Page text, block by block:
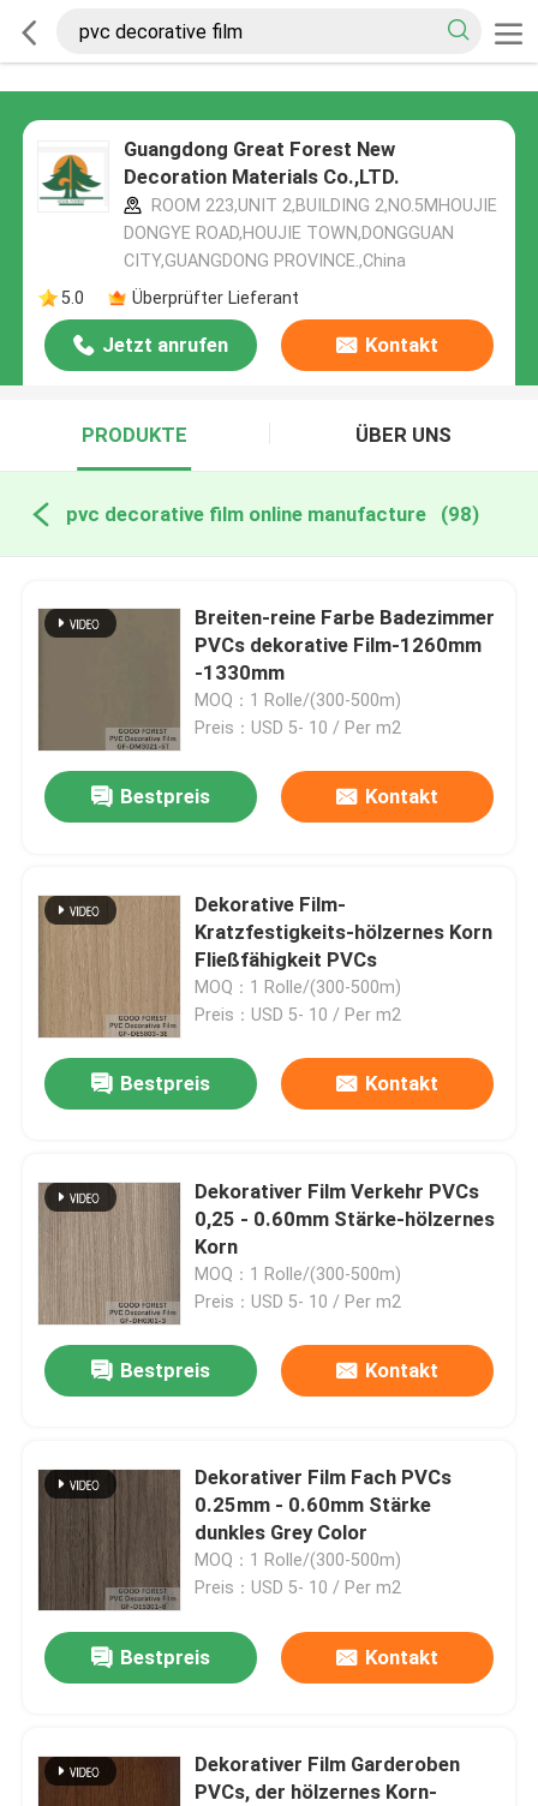
Guangdong Great Forest New
Decoration Materials Co.,LTD.
ROOM 223,UNIT 2,BUILDING 2,NO.5MHOUJIE
DONGYE ROAD,HOUJIE TOWN,DONGGUAN
CITY,GUANGDONG PROVINCE.,China
5.0
Überprüfter Lieferant
Jetzt anrufen Kontakt
PRODUKTE ÜBER UNS
pvc decorative film online manufacture (98)
Breiten-reine Farbe Badezimmer
PVCs dekorative Film-1260mm
-1330mm
MOQ：1 Rolle/(300-500m)
Preis：USD 5- 10 / Per m2
Bestpreis Kontakt
Dekorative Film-
Kratzfestigkeits-hölzernes Korn
Fließfähigkeit PVCs
MOQ：1 Rolle/(300-500m)
Preis：USD 5- 10 / Per m2
Bestpreis Kontakt
Dekorativer Film Verkehr PVCs
0,25 - 0.60mm Stärke-hölzernes
Korn
MOQ：1 Rolle/(300-500m)
Preis：USD 5- 10 / Per m2
Bestpreis Kontakt
Dekorativer Film Fach PVCs
0.25mm - 0.60mm Stärke
dunkles Grey Color
MOQ：1 Rolle/(300-500m)
Preis：USD 5- 10 / Per m2
Bestpreis Kontakt
Dekorativer Film Garderoben
PVCs, der hölzernes Korn-